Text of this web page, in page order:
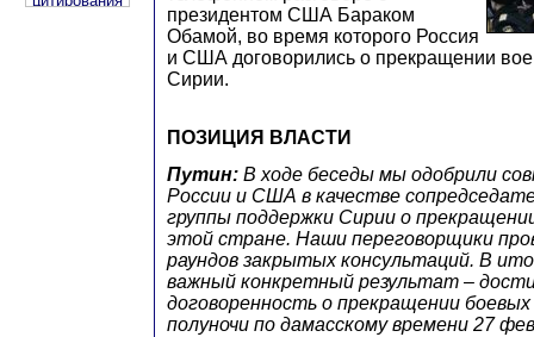
президентом США Бараком
Обамой, во время которого Россия
и США договорились о прекращении
Сирии.
ПОЗИЦИЯ ВЛАСТИ
Путин: В ходе беседы мы одобрили
России и США в качестве
группы поддержки Сирии о
этой стране. Наши переговорщики
раундов закрытых консультаций. В
важный конкретный результат –
договоренность о прекращении
полуночи по дамасскому времени 27